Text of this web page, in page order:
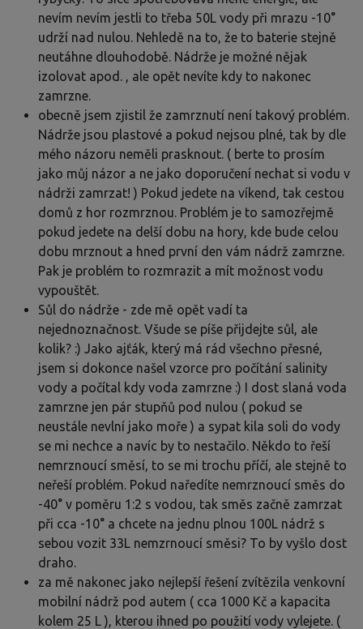
nevím nevím jestli to třeba 50L vody při mrazu -10°
udrží nad nulou. Nehledě na to, že to baterie stejně
neutáhne dlouhodobě. Nádrže je možné nějak
izolovat apod. , ale opět nevíte kdy to nakonec
zamrzne.
obecně jsem zjistil že zamrznutí není takový problém.
Nádrže jsou plastové a pokud nejsou plné, tak by dle
mého názoru neměli prasknout. ( berte to prosím
jako můj názor a ne jako doporučení nechat si vodu v
nádrži zamrzat! ) Pokud jedete na víkend, tak cestou
domů z hor rozmrznou. Problém je to samozřejmě
pokud jedete na delší dobu na hory, kde bude celou
dobu mrznout a hned první den vám nádrž zamrzne.
Pak je problém to rozmrazit a mít možnost vodu
vypouštět.
Sůl do nádrže - zde mě opět vadí ta
nejednoznačnost. Všude se píše přijdejte sůl, ale
kolik? :) Jako ajťák, který má rád všechno přesné,
jsem si dokonce našel vzorce pro počítání salinity
vody a počítal kdy voda zamrzne :) I dost slaná voda
zamrzne jen pár stupňů pod nulou ( pokud se
neustále nevlní jako moře ) a sypat kila soli do vody
se mi nechce a navíc by to nestačilo. Někdo to řeší
nemrznoucí směsí, to se mi trochu příčí, ale stejně to
neřeší problém. Pokud naředíte nemrznoucí směs do
-40° v poměru 1:2 s vodou, tak směs začně zamrzat
při cca -10° a chcete na jednu plnou 100L nádrž s
sebou vozit 33L nemzrnoucí směsi? To by vyšlo dost
draho.
za mě nakonec jako nejlepší řešení zvítězila venkovní
mobilní nádrž pod autem ( cca 1000 Kč a kapacita
kolem 25 L ), kterou ihned po použití vody vylejete. (